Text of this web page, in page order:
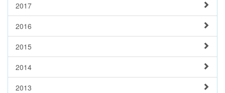
2017
2016
2015
2014
2013